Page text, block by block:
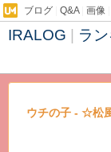
ブログ Q&A| 画像
IRALOG ラ
ウチの子 - ☆松